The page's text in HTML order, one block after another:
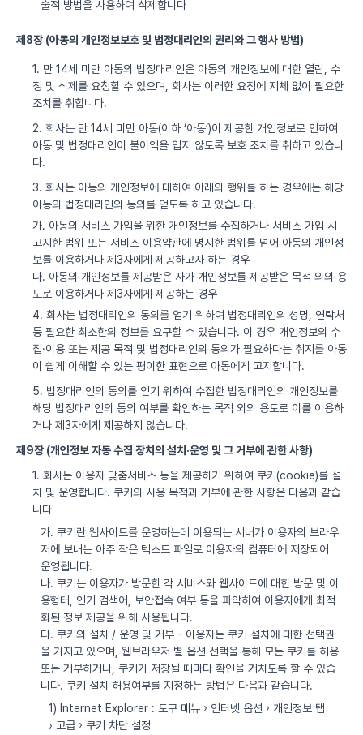
술적 방법을 사용하여 삭제합니다
제8장 (아동의 개인정보보호 및 법정대리인의 권리와 그 행사 방법)
1. 만 14세 미만 아동의 법정대리인은 아동의 개인정보에 대한 열람, 수
정 및 삭제를 요청할 수 있으며, 회사는 이러한 요청에 지체 없이 필요한
조치를 취합니다.
2. 회사는 만 14세 미만 아동(이하 ‘아동’)이 제공한 개인정보로 인하여
아동 및 법정대리인이 불이익을 입지 않도록 보호 조치를 취하고 있습니
다.
3. 회사는 아동의 개인정보에 대하여 아래의 행위를 하는 경우에는 해당
아동의 법정대리인의 동의를 얻도록 하고 있습니다.
가. 아동의 서비스 가입을 위한 개인정보를 수집하거나 서비스 가입 시
고지한 범위 또는 서비스 이용약관에 명시한 범위를 넘어 아동의 개인정
보를 이용하거나 제3자에게 제공하고자 하는 경우
나. 아동의 개인정보를 제공받은 자가 개인정보를 제공받은 목적 외의 용
도로 이용하거나 제3자에게 제공하는 경우
4. 회사는 법정대리인의 동의를 얻기 위하여 법정대리인의 성명, 연락처
등 필요한 최소한의 정보를 요구할 수 있습니다. 이 경우 개인정보의 수
집·이용 또는 제공 목적 및 법정대리인의 동의가 필요하다는 취지를 아동
이 쉽게 이해할 수 있는 평이한 표현으로 아동에게 고지합니다.
5. 법정대리인의 동의를 얻기 위하여 수집한 법정대리인의 개인정보를
해당 법정대리인의 동의 여부를 확인하는 목적 외의 용도로 이를 이용하
거나 제3자에게 제공하지 않습니다.
제9장 (개인정보 자동 수집 장치의 설치·운영 및 그 거부에 관한 사항)
1. 회사는 이용자 맞춤서비스 등을 제공하기 위하여 쿠키(cookie)를 설
치 및 운영합니다. 쿠키의 사용 목적과 거부에 관한 사항은 다음과 같습
니다
가. 쿠키란 웹사이트를 운영하는데 이용되는 서버가 이용자의 브라우
저에 보내는 아주 작은 텍스트 파일로 이용자의 컴퓨터에 저장되어
운영됩니다.
나. 쿠키는 이용자가 방문한 각 서비스와 웹사이트에 대한 방문 및 이
용형태, 인기 검색어, 보안접속 여부 등을 파악하여 이용자에게 최적
화된 정보 제공을 위해 사용됩니다.
다. 쿠키의 설치 / 운영 및 거부 - 이용자는 쿠키 설치에 대한 선택권
을 가지고 있으며, 웹브라우저 별 옵션 선택을 통해 모든 쿠키를 허용
또는 거부하거나, 쿠키가 저장될 때마다 확인을 거치도록 할 수 있습
니다. 쿠키 설치 허용여부를 지정하는 방법은 다음과 같습니다.
1) Internet Explorer : 도구 메뉴 › 인터넷 옵션 › 개인정보 탭
› 고급 › 쿠키 차단 설정